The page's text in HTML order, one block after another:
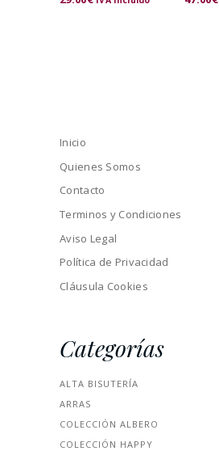
Inicio
Quienes Somos
Contacto
Terminos y Condiciones
Aviso Legal
Política de Privacidad
Cláusula Cookies
Categorías
ALTA BISUTERÍA
ARRAS
COLECCIÓN ALBERO
COLECCIÓN HAPPY